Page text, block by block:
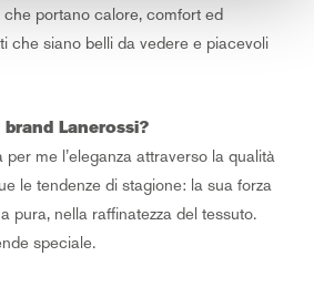
portano calore, comfort ed
che siano belli da vedere e piacevoli
Lanerossi?
me l’eleganza attraverso la qualità
le tendenze di stagione: la sua forza
pura, nella raffinatezza del tessuto.
speciale.